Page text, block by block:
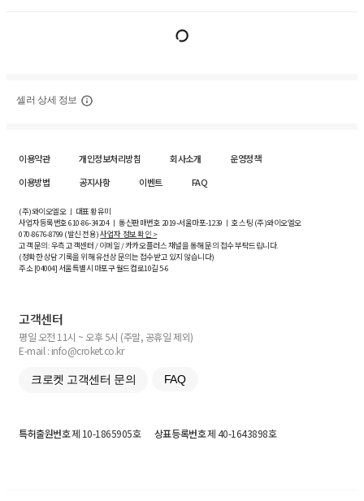
셀러 상세 정보
이용약관 개인정보처리방침 회사소개
운영정책
이용방법
공지사항 이벤트 FAQ
(주)와이오엘오 ㅣ 대표 황유미
사업자등록번호610-86-34204ㅣ 통신판매번호 2019-서울마포-1239 ㅣ 호스팅 (주)와이오엘오
070-8676-8799 (발신 전용)사업자 정보 확인 >
고객 문의: 우측 고객센터 / 이메일 / 카카오플러스 채널을 통해 문의 접수 부탁드립니다.
(정확한 상담 기록을 위해 유선상 문의는 접수받고 있지 않습니다)
주소 [04004] 서울특별시 마포구 월드컵로10길5-6
고객센터
평일 오전 11시 ~ 오후 5시 (주말, 공휴일 제외)
E-mail : info@croket.co.kr
크로켓 고객센터 문의 FAQ
특허출원번호제 10-1865905호 상표등록번호제 40-1643898호